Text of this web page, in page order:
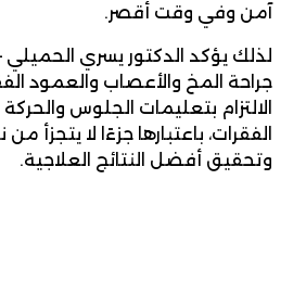
آمن وفي وقت أقصر.
لذلك يؤكد الدكتور يسري الحميلي
جراحة المخ والأعصاب والعمود
الالتزام بتعليمات الجلوس
الفقرات، باعتبارها جزءًا لا يتجزأ
وتحقيق أفضل النتائج العلاجية.